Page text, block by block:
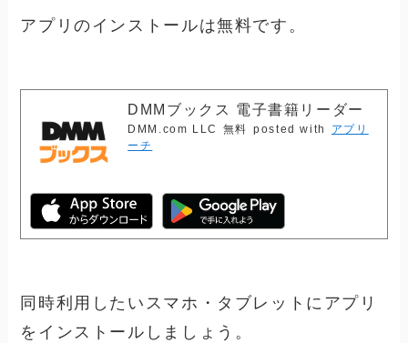
アプリのインストールは無料です。
DMMブックス 電子書籍リーダー
DMM.com LLC 無料 posted with
アプリ
ーチ
同時利用したいスマホ・タブレットにアプリ
をインストールしましょう。